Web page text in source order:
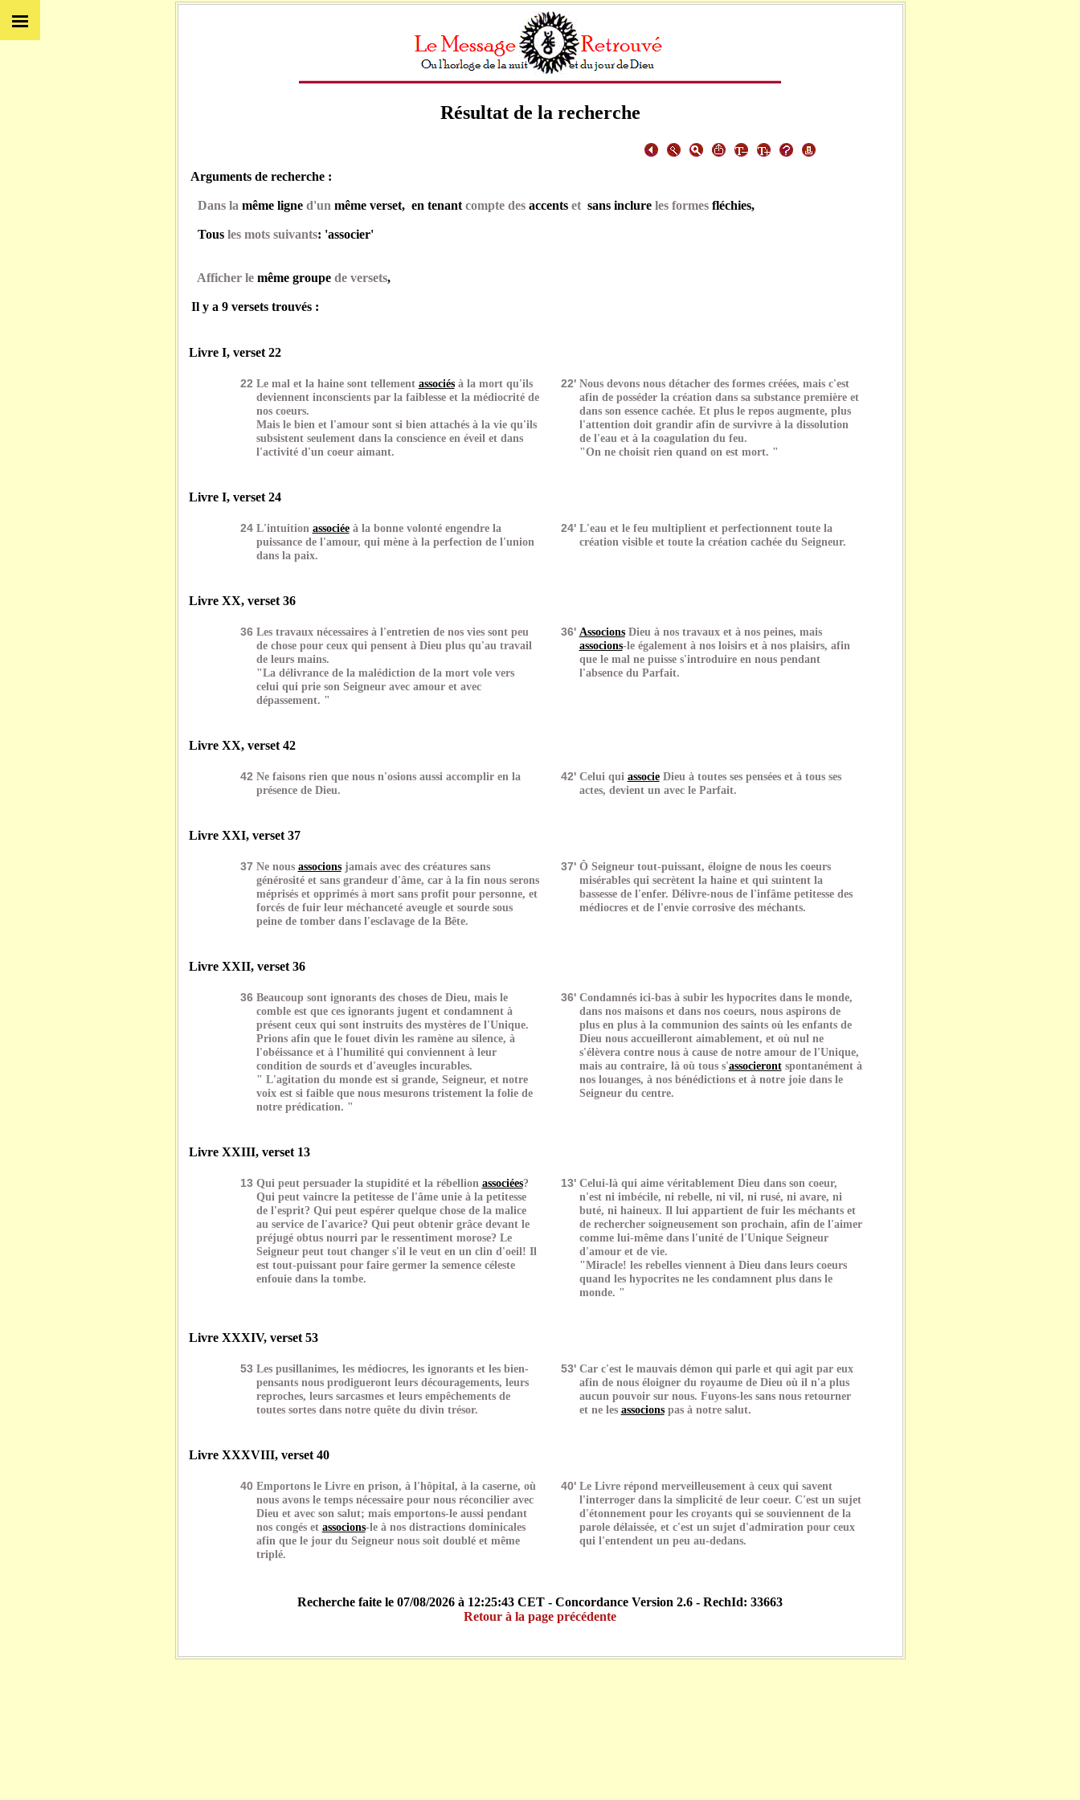
Résultat de la recherche
Arguments de recherche :
Dans la même ligne d'un même verset, en tenantcompte des accents et sans inclureles formes fléchies,
Tous les mots suivants: 'associer'
Afficher le même groupede versets,
Il y a 9 versets trouvés :
Livre I, verset 22
22 Le mal et la haine sont tellement associésà la mort qu'ils
deviennent inconscients par la faiblesse et la médiocrité de
nos coeurs.
Mais le bien et l'amour sont si bien attachés à la vie qu'ils
subsistent seulement dans la conscience en éveil et dans
l'activité d'un coeur aimant.
22' Nous devons nous détacher des formes créées, mais c'est
afin de posséder la création dans sa substance première et
dans son essence cachée. Et plus le repos augmente, plus
l'attention doit grandir afin de survivre à la dissolution
de l'eau et à la coagulation du feu.
"On ne choisit rien quand on est mort. "
Livre I, verset 24
24 L'intuition associéeà la bonne volonté engendre la
puissance de l'amour, qui mène à la perfection de l'union
dans la paix.
24' L'eau et le feu multiplient et perfectionnent toute la
création visible et toute la création cachée du Seigneur.
Livre XX, verset 36
36 Les travaux nécessaires à l'entretien de nos vies sont peu
de chose pour ceux qui pensent à Dieu plus qu'au travail
de leurs mains.
"La délivrance de la malédiction de la mort vole vers
celui qui prie son Seigneur avec amour et avec
dépassement. "
36' AssocionsDieu à nos travaux et à nos peines, mais
associons-le également à nos loisirs et à nos plaisirs, afin
que le mal ne puisse s'introduire en nous pendant
l'absence du Parfait.
Livre XX, verset 42
42 Ne faisons rien que nous n'osions aussi accomplir en la
présence de Dieu.
42' Celui qui associeDieu à toutes ses pensées et à tous ses
actes, devient un avec le Parfait.
Livre XXI, verset 37
37 Ne nous associonsjamais avec des créatures sans
générosité et sans grandeur d'âme, car à la fin nous serons
méprisés et opprimés à mort sans profit pour personne, et
forcés de fuir leur méchanceté aveugle et sourde sous
peine de tomber dans l'esclavage de la Bête.
37' Ô Seigneur tout-puissant, éloigne de nous les coeurs
misérables qui secrètent la haine et qui suintent la
bassesse de l'enfer. Délivre-nous de l'infâme petitesse des
médiocres et de l'envie corrosive des méchants.
Livre XXII, verset 36
36 Beaucoup sont ignorants des choses de Dieu, mais le
comble est que ces ignorants jugent et condamnent à
présent ceux qui sont instruits des mystères de l'Unique.
Prions afin que le fouet divin les ramène au silence, à
l'obéissance et à l'humilité qui conviennent à leur
condition de sourds et d'aveugles incurables.
" L'agitation du monde est si grande, Seigneur, et notre
voix est si faible que nous mesurons tristement la folie de
notre prédication. "
36' Condamnés ici-bas à subir les hypocrites dans le monde,
dans nos maisons et dans nos coeurs, nous aspirons de
plus en plus à la communion des saints où les enfants de
Dieu nous accueilleront aimablement, et où nul ne
s'élèvera contre nous à cause de notre amour de l'Unique,
mais au contraire, là où tous s'associerontspontanément à
nos louanges, à nos bénédictions et à notre joie dans le
Seigneur du centre.
Livre XXIII, verset 13
13 Qui peut persuader la stupidité et la rébellion associées?
Qui peut vaincre la petitesse de l'âme unie à la petitesse
de l'esprit? Qui peut espérer quelque chose de la malice
au service de l'avarice? Qui peut obtenir grâce devant le
préjugé obtus nourri par le ressentiment morose? Le
Seigneur peut tout changer s'il le veut en un clin d'oeil! Il
est tout-puissant pour faire germer la semence céleste
enfouie dans la tombe.
13' Celui-là qui aime véritablement Dieu dans son coeur,
n'est ni imbécile, ni rebelle, ni vil, ni rusé, ni avare, ni
buté, ni haineux. Il lui appartient de fuir les méchants et
de rechercher soigneusement son prochain, afin de l'aimer
comme lui-même dans l'unité de l'Unique Seigneur
d'amour et de vie.
"Miracle! les rebelles viennent à Dieu dans leurs coeurs
quand les hypocrites ne les condamnent plus dans le
monde. "
Livre XXXIV, verset 53
53 Les pusillanimes, les médiocres, les ignorants et les bien-
pensants nous prodigueront leurs découragements, leurs
reproches, leurs sarcasmes et leurs empêchements de
toutes sortes dans notre quête du divin trésor.
53' Car c'est le mauvais démon qui parle et qui agit par eux
afin de nous éloigner du royaume de Dieu où il n'a plus
aucun pouvoir sur nous. Fuyons-les sans nous retourner
et ne les associonspas à notre salut.
Livre XXXVIII, verset 40
40 Emportons le Livre en prison, à l'hôpital, à la caserne, où
nous avons le temps nécessaire pour nous réconcilier avec
Dieu et avec son salut; mais emportons-le aussi pendant
nos congés et associons-le à nos distractions dominicales
afin que le jour du Seigneur nous soit doublé et même
triplé.
40' Le Livre répond merveilleusement à ceux qui savent
l'interroger dans la simplicité de leur coeur. C'est un sujet
d'étonnement pour les croyants qui se souviennent de la
parole délaissée, et c'est un sujet d'admiration pour ceux
qui l'entendent un peu au-dedans.
Recherche faite le 07/08/2026 à 12:25:43 CET - Concordance Version 2.6 - RechId: 33663
Retour à la page précédente